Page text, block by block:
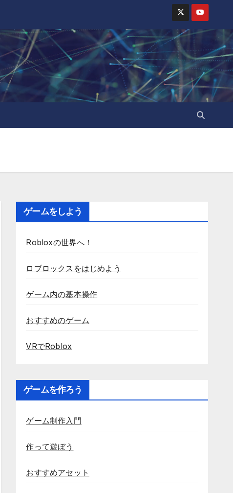
ゲームをしよう
Robloxの世界へ！
ロブロックスをはじめよう
ゲーム内の基本操作
おすすめのゲーム
VRでRoblox
ゲームを作ろう
ゲーム制作入門
作って遊ぼう
おすすめアセット